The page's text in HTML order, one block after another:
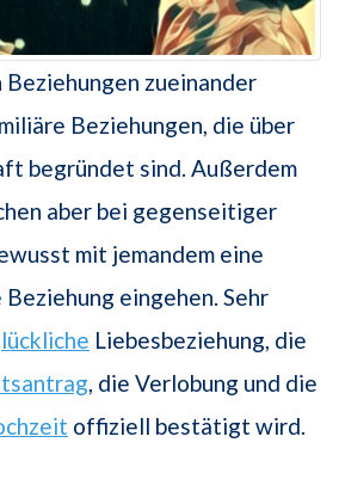
zueinander
Beziehungen, die über
begründet sind. Außerdem
aber bei gegenseitiger
mit jemandem eine
eingehen. Sehr
Liebesbeziehung, die
, die Verlobung und die
offiziell bestätigt wird.